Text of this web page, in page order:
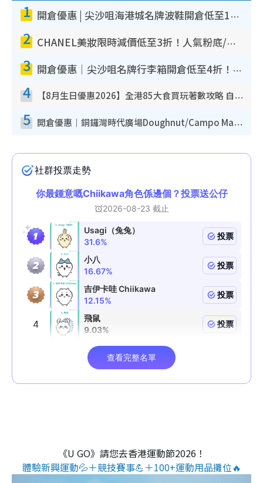
1 開倉優惠 | 尖沙咀海港城名牌波鞋開倉低至1折！On鞋$899起／Joy&Peace鞋履$98起
2 CHANEL美妝限時減價低至3折！人氣粉底/唇膏/精華液低至$275！COCO香水都有平
3 開倉優惠｜尖沙咀名牌行李箱開倉低至4折！一連5日 American Tourister/ace./Hallmark $200起！
4 【8月生日優惠2026】全港85大食買玩著數攻略 自助餐/火鍋放題同行免費＋誠品/DONKI送現金券
5 開倉優惠｜銅鑼灣時代廣場Doughnut/Campo Marzio開倉低至1折！背囊、書包、手袋劈價$200起
《U GO》請您去香港運動節2026！
體驗新興運動💦＋競技賽事💪＋100+運動用品攤位🔥